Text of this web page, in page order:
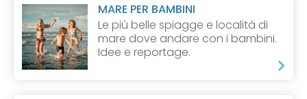
MARE PER BAMBINI
Le più belle spiagge e località di
mare dove andare con i bambini.
Idee e reportage.